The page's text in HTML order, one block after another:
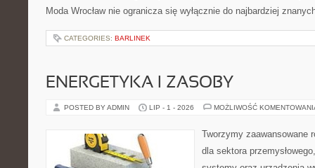
Moda Wrocław nie ogranicza się wyłącznie do najbardziej
CATEGORIES: BARLINEK
ENERGETYKA I ZASOBY
POSTED BY ADMIN LIP - 1 - 2026 MOŻLIWOŚĆ
Tworzymy zaawansowane
dla sektora